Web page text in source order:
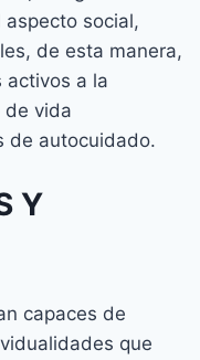
social,
de esta manera,
activos a la
de vida
de autocuidado.
Y
capaces de
que